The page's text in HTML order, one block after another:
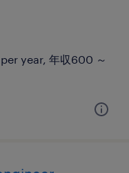
year, 年収600 ～